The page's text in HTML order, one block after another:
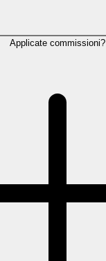
Applicate commissioni?